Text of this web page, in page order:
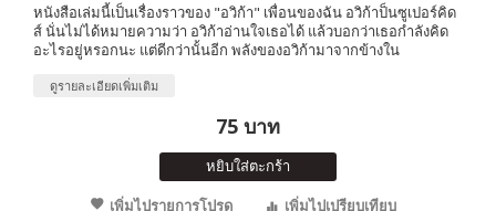
หนังสือเล่มนี้เป็นเรื่องราวของ "อวิก้า" เพื่อนของฉัน อวิก้าป็นซูเปอร์คิด
ส์ นั่นไม่ได้หมายความว่า อวิก้าอ่านใจเธอได้ แล้วบอกว่าเธอกำลังคิด
อะไรอยู่หรอกนะ แต่ดีกว่านั้นอีก พลังของอวิก้ามาจากข้างใน
ดูรายละเอียดเพิ่มเติม
75 บาท
หยิบใส่ตะกร้า
เพิ่มไปรายการโปรด
เพิ่มไปเปรียบเทียบ